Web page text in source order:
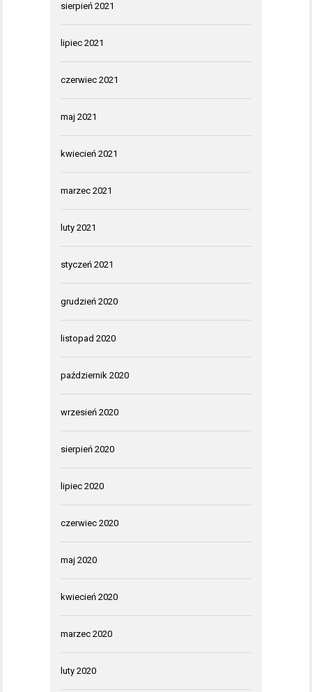
sierpień 2021
lipiec 2021
czerwiec 2021
maj 2021
kwiecień 2021
marzec 2021
luty 2021
styczeń 2021
grudzień 2020
listopad 2020
październik 2020
wrzesień 2020
sierpień 2020
lipiec 2020
czerwiec 2020
maj 2020
kwiecień 2020
marzec 2020
luty 2020